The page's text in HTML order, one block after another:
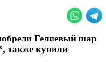
Гелиевый шар
также купили